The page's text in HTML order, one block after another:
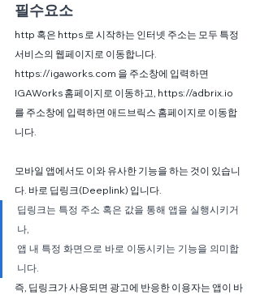
필수요소
http 혹은 https 로 시작하는 인터넷 주소는 모두 특정
서비스의 웹페이지로 이동합니다.
https://igaworks.com 을 주소창에 입력하면
IGAWorks 홈페이지로 이동하고, https://adbrix.io
를 주소창에 입력하면 애드브릭스 홈페이지로 이동합
니다.
모바일 앱에서도 이와 유사한 기능을 하는 것이 있습니
다. 바로 딥링크(Deeplink) 입니다.
딥링크는 특정 주소 혹은 값을 통해 앱을 실행시키거
나,
앱 내 특정 화면으로 바로 이동시키는 기능을 의미합
니다.
즉, 딥링크가 사용되면 광고에 반응한 이용자는 앱이 바